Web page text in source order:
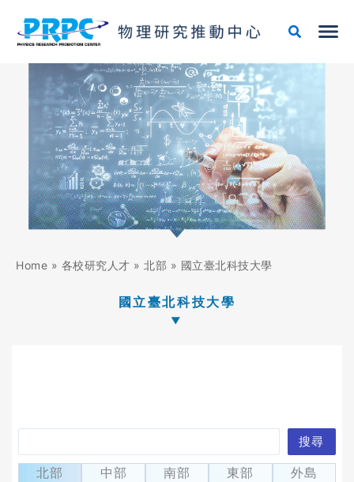
Home » 各校研究人才 » 北部 » 國立臺北科技大學
國立臺北科技大學
李紹先
Li, Shao-Sian
林家弘
Lin, Ja-Hon
尋
搜尋
北部 中部 南部 東部 外島